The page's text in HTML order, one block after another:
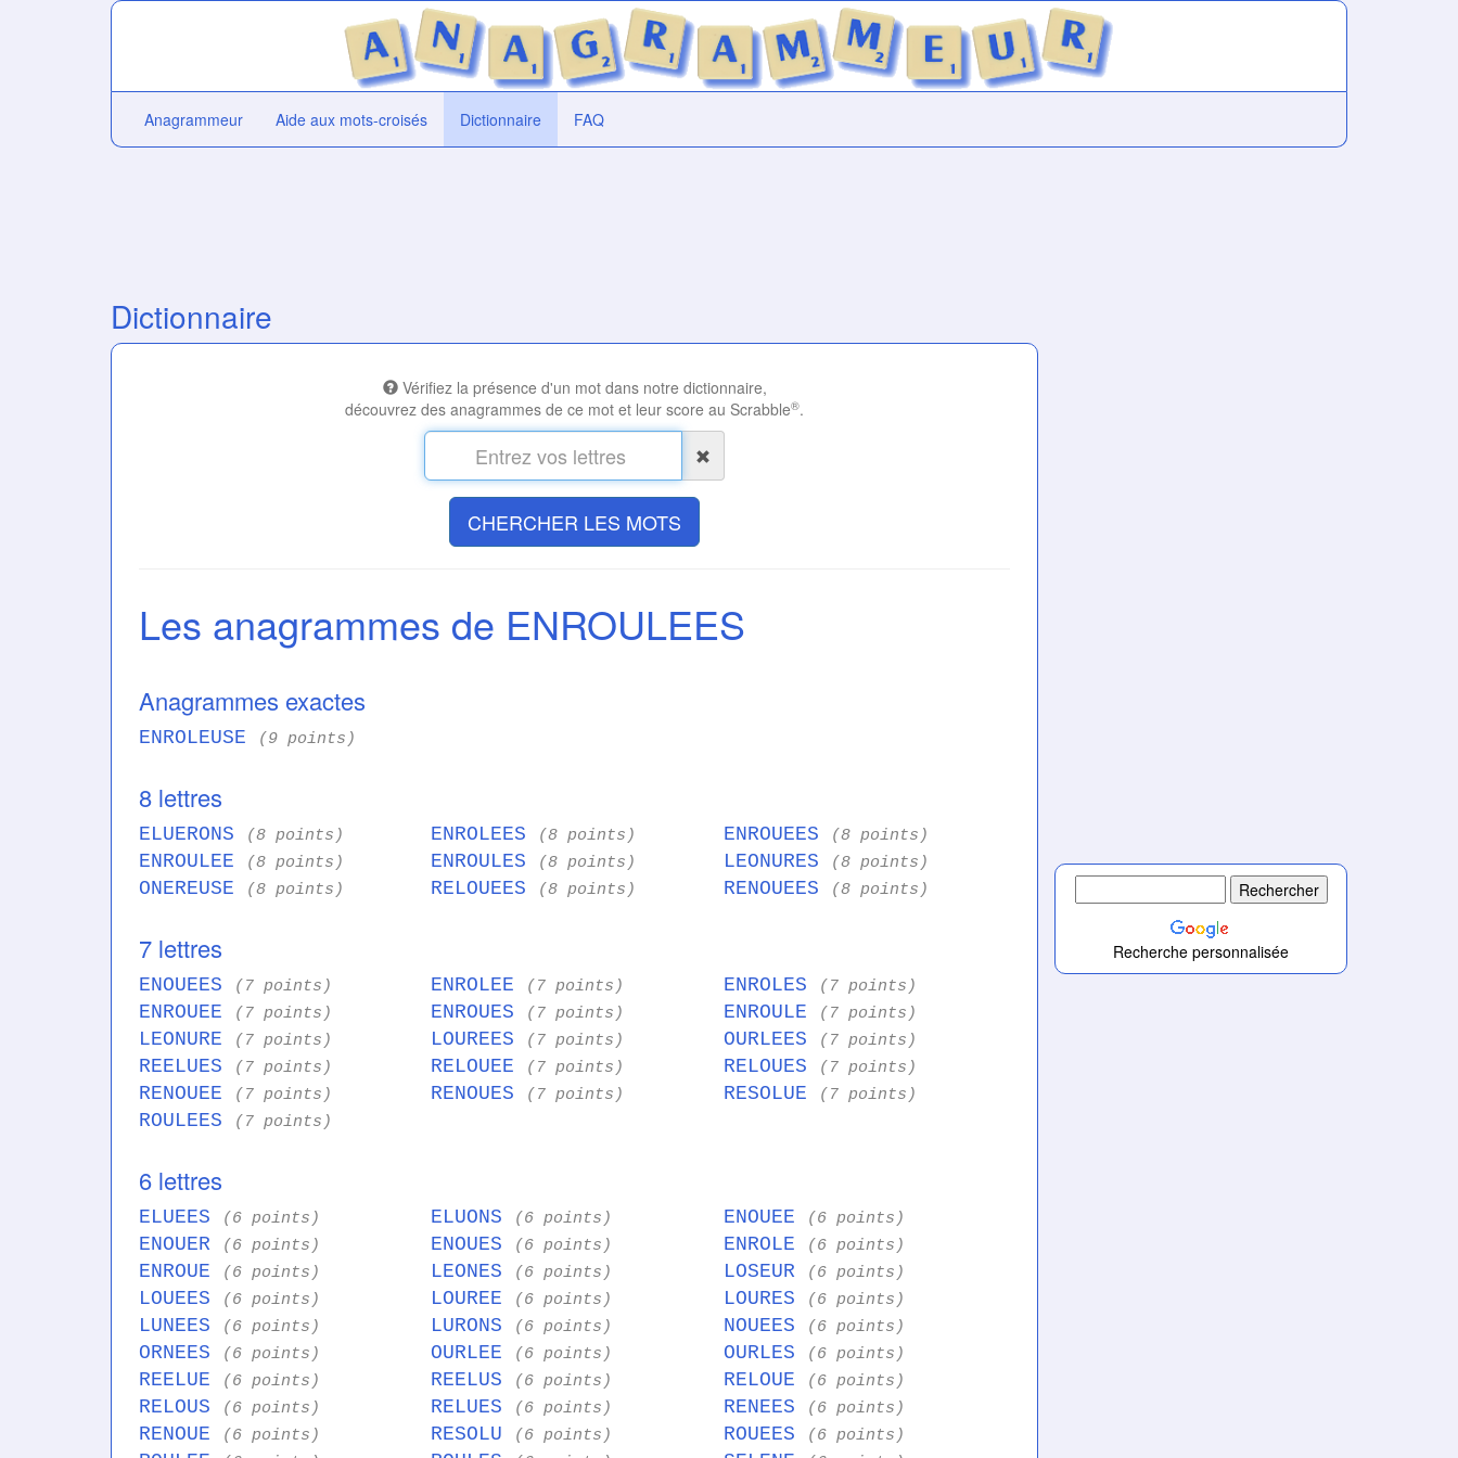
Anagrammeur Aide aux mots-croisés Dictionnaire FAQ
Dictionnaire
Vérifiez la présence d'un mot dans notre dictionnaire,
découvrez des anagrammes de ce mot et leur score au Scrabble®.
CHERCHER LES MOTS
Les anagrammes de ENROULEES
Anagrammes exactes
ENROLEUSE (9 points)
8 lettres
ELUERONS (8 points) ENROLEES (8 points) ENROUEES (8 points)
ENROULEE (8 points) ENROULES (8 points) LEONURES (8 points)
ONEREUSE (8 points) RELOUEES (8 points) RENOUEES (8 points)
7 lettres
ENOUEES (7 points) ENROLEE (7 points) ENROLES (7 points)
ENROUEE (7 points) ENROUES (7 points) ENROULE (7 points)
LEONURE (7 points) LOUREES (7 points) OURLEES (7 points)
REELUES (7 points) RELOUEE (7 points) RELOUES (7 points)
RENOUEE (7 points) RENOUES (7 points) RESOLUE (7 points)
ROULEES (7 points)
6 lettres
ELUEES (6 points) ELUONS (6 points) ENOUEE (6 points)
ENOUER (6 points) ENOUES (6 points) ENROLE (6 points)
ENROUE (6 points) LEONES (6 points) LOSEUR (6 points)
LOUEES (6 points) LOUREE (6 points) LOURES (6 points)
LUNEES (6 points) LURONS (6 points) NOUEES (6 points)
ORNEES (6 points) OURLEE (6 points) OURLES (6 points)
REELUE (6 points) REELUS (6 points) RELOUE (6 points)
RELOUS (6 points) RELUES (6 points) RENEES (6 points)
RENOUE (6 points) RESOLU (6 points) ROUEES (6 points)
Recherche personnalisée